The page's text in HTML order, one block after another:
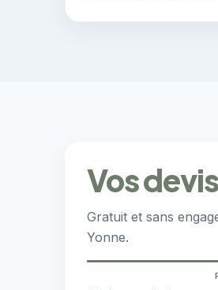
Vos
Gratuit et sans
Yonne.